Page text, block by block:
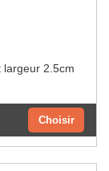
largeur 2.5cm
Choisir